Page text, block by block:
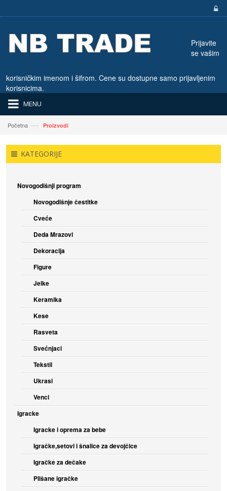
Prijavite
se vašim
korisničkim imenom i šifrom. Cene su dostupne samo prijavljenim
korisnicima.
MENU
Početna —› Proizvodi
KATEGORIJE
Novogodišnji program
Novogodišnje čestitke
Cveće
Deda Mrazovi
Dekoracija
Figure
Jelke
Keramika
Kese
Rasveta
Svećnjaci
Tekstil
Ukrasi
Venci
Igracke
Igracke i oprema za bebe
Igračke,setovi i šnalice za devojčice
Igračke za dečake
Plišane igračke